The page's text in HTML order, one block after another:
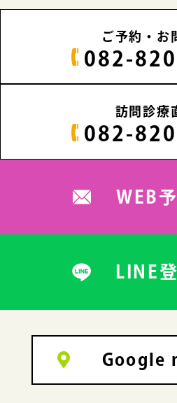
ご予約・お
082-
訪問診療
082-
WEB
LINE
Google